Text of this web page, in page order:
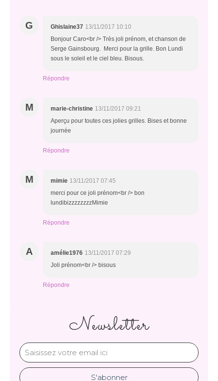
G Ghislaine37 13/11/2017 10:10
Bonjour Caro<br /> Très joli prénom, et chanson de
Serge Gainsbourg. Merci pour la grille. Bon Lundi
sous le soleil et le ciel bleu. Bisous.
Répondre
M marie-christine 13/11/2017 09:21
Aperçu pour toutes ces jolies grilles. Bises et bonne
journée
Répondre
M mimie 13/11/2017 07:45
merci pour ce joli prénom<br /> bon
lundibizzzzzzzzMimie
Répondre
A amélie1976 13/11/2017 07:29
Joli prénom<br /> bisous
Répondre
Newsletter